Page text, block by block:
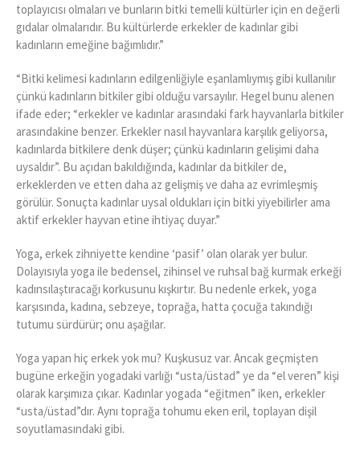
toplayıcısı olmaları ve bunların bitki temelli kültürler için en değerli
gıdalar olmalarıdır. Bu kültürlerde erkekler de kadınlar gibi
kadınların emeğine bağımlıdır.”
“Bitki kelimesi kadınların edilgenliğiyle eşanlamlıymış gibi kullanılır
çünkü kadınların bitkiler gibi olduğu varsayılır. Hegel bunu alenen
ifade eder; “erkekler ve kadınlar arasındaki fark hayvanlarla bitkiler
arasındakine benzer. Erkekler nasıl hayvanlara karşılık geliyorsa,
kadınlarda bitkilere denk düşer; çünkü kadınların gelişimi daha
uysaldır”. Bu açıdan bakıldığında, kadınlar da bitkiler de,
erkeklerden ve etten daha az gelişmiş ve daha az evrimleşmiş
görülür. Sonuçta kadınlar uysal oldukları için bitki yiyebilirler ama
aktif erkekler hayvan etine ihtiyaç duyar.”
Yoga, erkek zihniyette kendine ‘pasif’ olan olarak yer bulur.
Dolayısıyla yoga ile bedensel, zihinsel ve ruhsal bağ kurmak erkeği
kadınsılaştıracağı korkusunu kışkırtır. Bu nedenle erkek, yoga
karşısında, kadına, sebzeye, toprağa, hatta çocuğa takındığı
tutumu sürdürür; onu aşağılar.
Yoga yapan hiç erkek yok mu? Kuşkusuz var. Ancak geçmişten
bugüne erkeğin yogadaki varlığı “usta/üstad” ye da “el veren” kişi
olarak karşımıza çıkar. Kadınlar yogada “eğitmen” iken, erkekler
“usta/üstad”dır. Aynı toprağa tohumu eken eril, toplayan dişil
soyutlamasındaki gibi.